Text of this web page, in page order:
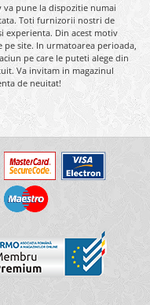
pune la dispozitie numai
Toti furnizorii nostri de
experienta. Din acest motiv
site. In urmatoarea perioada,
pe care le puteti alege din
Va invitam in magazinul
de neuitat!